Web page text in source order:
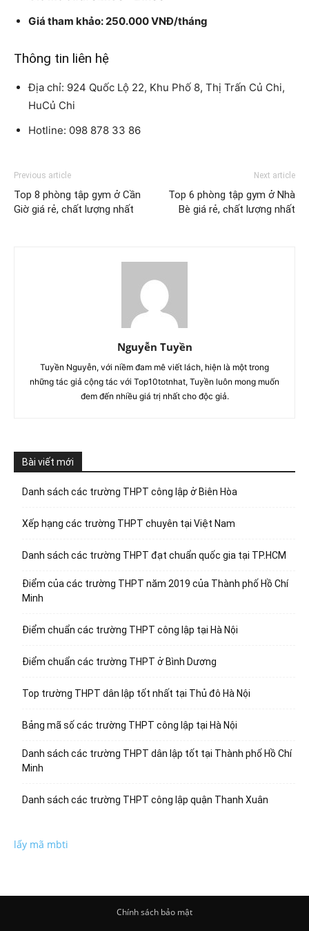
Giá tham khảo: 250.000 VNĐ/tháng
Thông tin liên hệ
Địa chỉ: 924 Quốc Lộ 22, Khu Phố 8, Thị Trấn Củ Chi,
HuCủ Chi
Hotline: 098 878 33 86
Previous article
Top 8 phòng tập gym ở Cần
Giờ giá rẻ, chất lượng nhất
Next article
Top 6 phòng tập gym ở Nhà
Bè giá rẻ, chất lượng nhất
Nguyễn Tuyền
Tuyền Nguyễn, với niềm đam mê viết lách, hiện là một trong
những tác giả cộng tác với Top10totnhat, Tuyền luôn mong muốn
đem đến nhiều giá trị nhất cho độc giả.
Bài viết mới
Danh sách các trường THPT công lập ở Biên Hòa
Xếp hạng các trường THPT chuyên tại Việt Nam
Danh sách các trường THPT đạt chuẩn quốc gia tại TP.HCM
Điểm của các trường THPT năm 2019 của Thành phố Hồ Chí
Minh
Điểm chuẩn các trường THPT công lập tại Hà Nội
Điểm chuẩn các trường THPT ở Bình Dương
Top trường THPT dân lập tốt nhất tại Thủ đô Hà Nội
Bảng mã số các trường THPT công lập tại Hà Nội
Danh sách các trường THPT dân lập tốt tại Thành phố Hồ Chí
Minh
Danh sách các trường THPT công lập quận Thanh Xuân
lấy mã mbti
Chính sách bảo mật